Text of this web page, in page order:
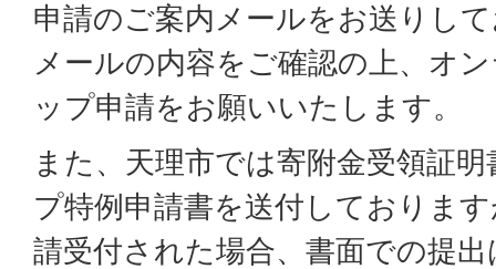
申請のご案内メールをお送りし
メールの内容をご確認の上、オ
ップ申請をお願いいたします。
また、天理市では寄附金受領証
プ特例申請書を送付しておりま
請受付された場合、書面での提